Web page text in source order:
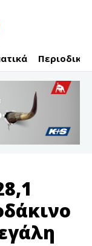
Περιοδικό